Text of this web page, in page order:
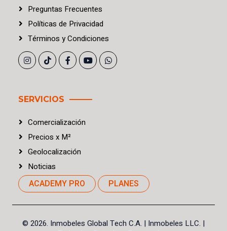
Preguntas Frecuentes
Políticas de Privacidad
Términos yCondiciones
SERVICIOS
Comercialización
Precios x M²
Geolocalización
Noticias
ACADEMY PRO PLANES
© 2026. Inmobeles Global Tech C.A. | Inmobeles LLC. |